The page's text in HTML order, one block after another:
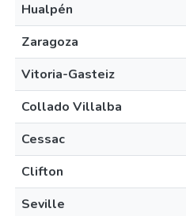
Hualpén
Zaragoza
Vitoria-Gasteiz
Collado Villalba
Cessac
Clifton
Seville